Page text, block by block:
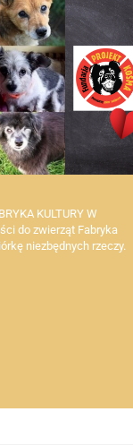
KULTURY W
do zwierząt Fabryka
niezbędnych rzeczy.